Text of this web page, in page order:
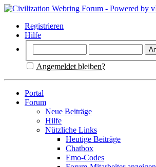
Registrieren
Hilfe
Angemeldet bleiben?
Portal
Forum
Neue Beiträge
Hilfe
Nützliche Links
Heutige Beiträge
Chatbox
Emo-Codes